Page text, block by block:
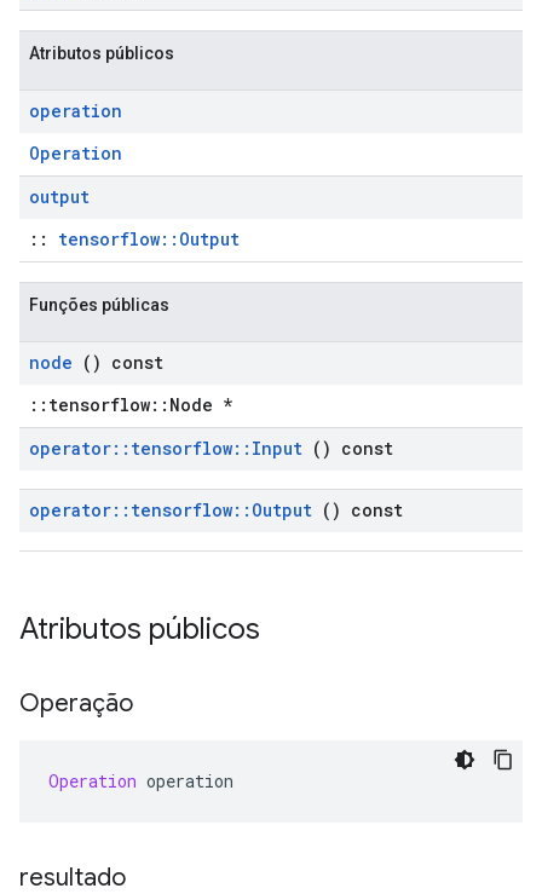
Atributos públicos
operation
Operation
output
:: tensorflow::Output
Funções públicas
node () const
::tensorflow::Node *
operator:: tensorflow:: Input () const
operator:: tensorflow:: Output () const
Atributos públicos
Operação
Operation operation
resultado